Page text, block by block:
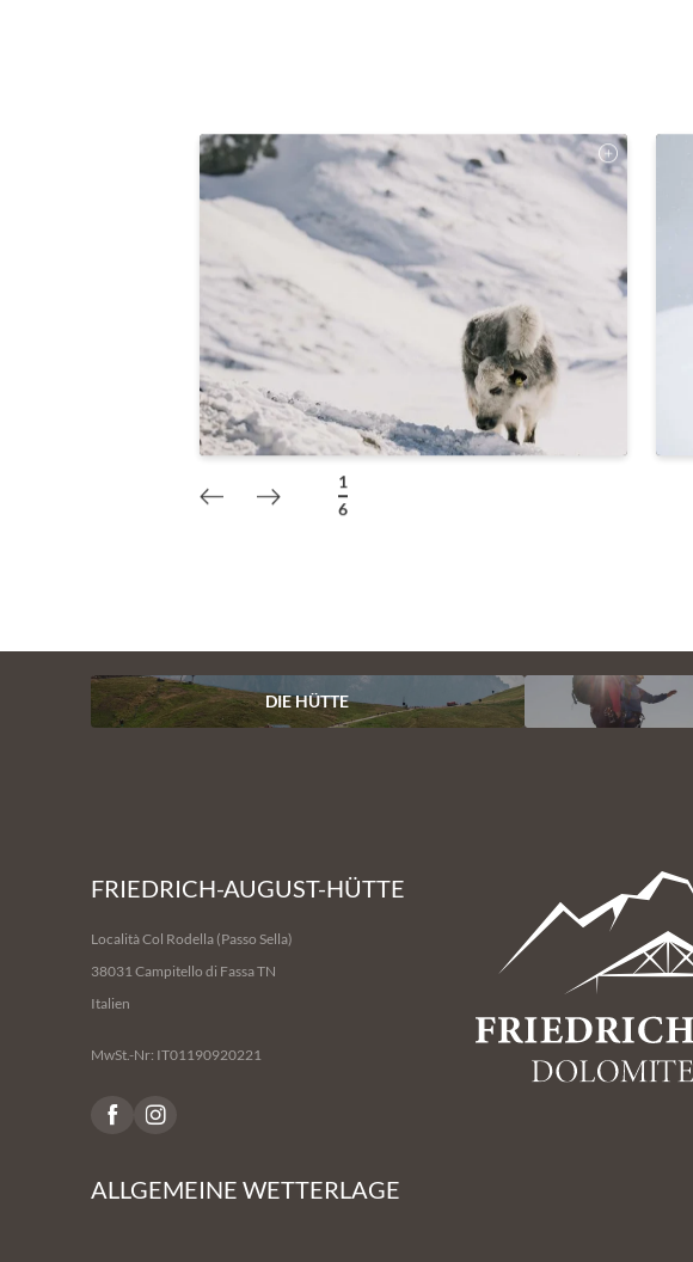
1
/
6
DIE HÜTTE
FRIEDRICH-AUGUST-HÜTTE
Località Col Rodella (Passo Sella)
38031 Campitello di Fassa TN
Italien
MwSt.-Nr: IT01190920221
ALLGEMEINE WETTERLAGE